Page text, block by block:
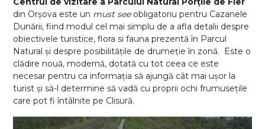
din Orșova este un must seeobligatoriu pentru Cazanele
Dunării, fiind modul cel mai simplu de a afla detalii despre
obiectivele turistice, flora si fauna prezentă în Parcul
Natural și despre posibilitățile de drumeție în zonă. Este o
clădire nouă, modernă, dotată cu tot ceea ce este
necesar pentru ca informația să ajungă cât mai ușor la
turist și să-l determine să vadă cu proprii ochi frumusețile
care pot fi întâlnite pe Clisură.